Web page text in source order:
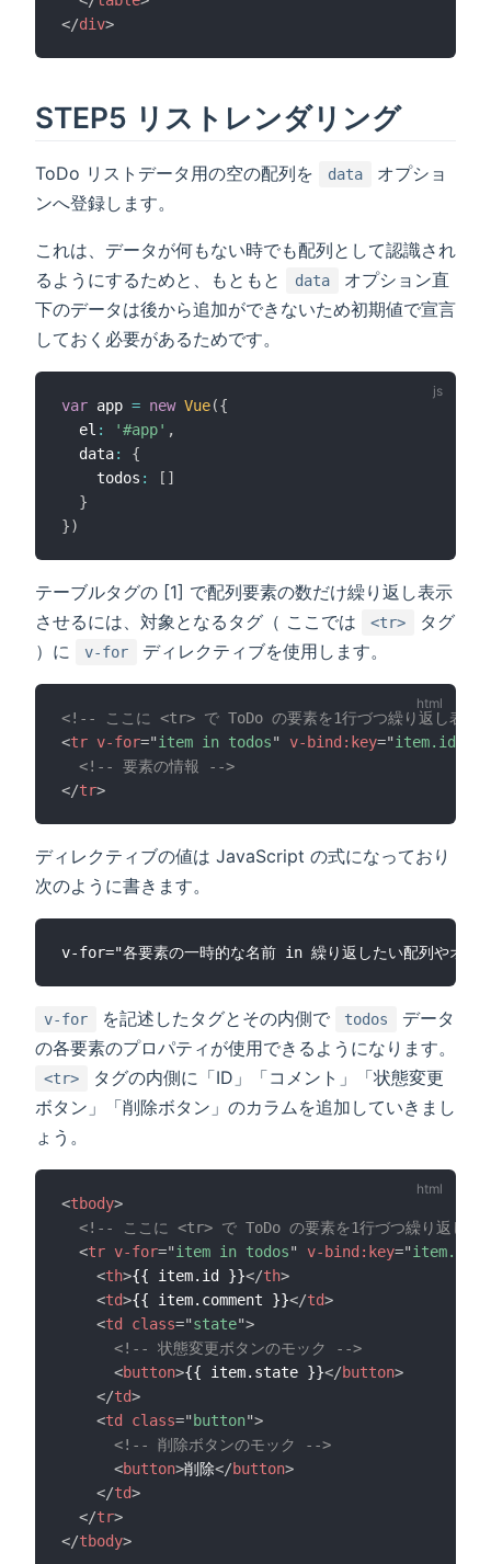
</div>
STEP5 リストレンダリング
ToDo リストデータ用の空の配列を data
オプショ
ンへ登録します。
これは、データが何もない時でも配列として認識され
るようにするためと、もともと
data
オプション直
下のデータは後から追加ができないため初期値で宣言
しておく必要があるためです。
var app = new Vue({
  el
: '#app' ,
  data
:
{
    todos
: [ ]
}
})
テーブルタグの [1] で配列要素の数だけ繰り返し表示
させるには、対象となるタグ（ ここでは
<tr>
タグ
）に
v-for ディレクティブを使用します。
<!-- ここに <tr> で ToDo の要素を1行づつ繰り返し表
<tr v-for="item in todos" v-bind: key="item.id
<!-- 要素の情報 -->
</tr>
ディレクティブの値は JavaScript の式になっており
次のように書きます。
v-for を記述したタグとその内側で todos
データ
の各要素のプロパティが使用できるようになります。
<tr>
タグの内側に「ID」「コメント」「状態変更
ボタン」「削除ボタン」のカラムを追加していきまし
ょう。
<tbody>
<!-- ここに <tr> で ToDo の要素を1行づつ繰り返し
<tr v-for="item in todos" v-bind: key="item.id
<th>{{ item.id }}</th>
<td>{{ item.comment }}</td>
<td class="state">
<!-- 状態変更ボタンのモック -->
<button>{{ item.state }}</button>
</td>
<td class=" button">
<!-- 削除ボタンのモック -->
<button>削除</button>
</td>
</tr>
</tbody>